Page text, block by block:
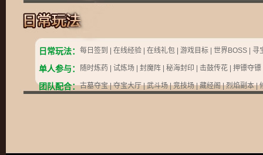
日常玩法： 每日签到 | 在线经验 | 在线礼包 | 游戏目标 | 世界BOSS | 寻
单人参与： 随时炼药 | 试炼场 | 封魔阵 | 秘海封印 | 击鼓传花 | 押镖夺
团队配合：古墓夺宝 |夺宝大厅 |武斗场 |竞技场 |藏经阁 |烈焰副本 |